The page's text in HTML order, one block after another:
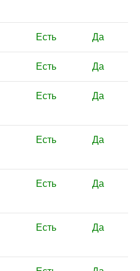
Есть Да
Есть Да
Есть Да
Есть Да
Есть Да
Есть Да